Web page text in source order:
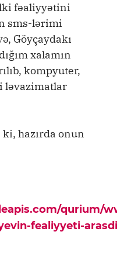
fəaliyyətini
sms-lərimi
Göyçaydakı
xalamın
kompyuter,
ləvazimatlar
hazırda onun
qurium/
fealiyyeti-